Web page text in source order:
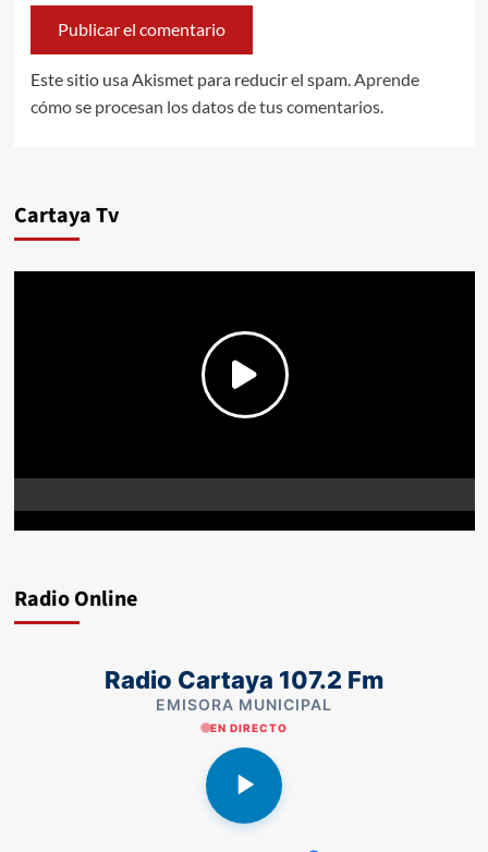
Este sitio usa Akismet para reducir el spam. Aprende
cómo se procesan los datos de tus comentarios.
Cartaya Tv
Radio Online
Radio Cartaya 107.2 Fm
EMISORA MUNICIPAL
EN DIRECTO